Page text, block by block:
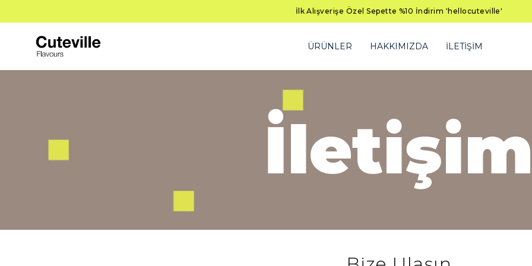
İlk Alışverişe Özel Sepette %10 İndirim 'hellocuteville'
ÜRÜNLER HAKKIMIZDA İLETİŞİM